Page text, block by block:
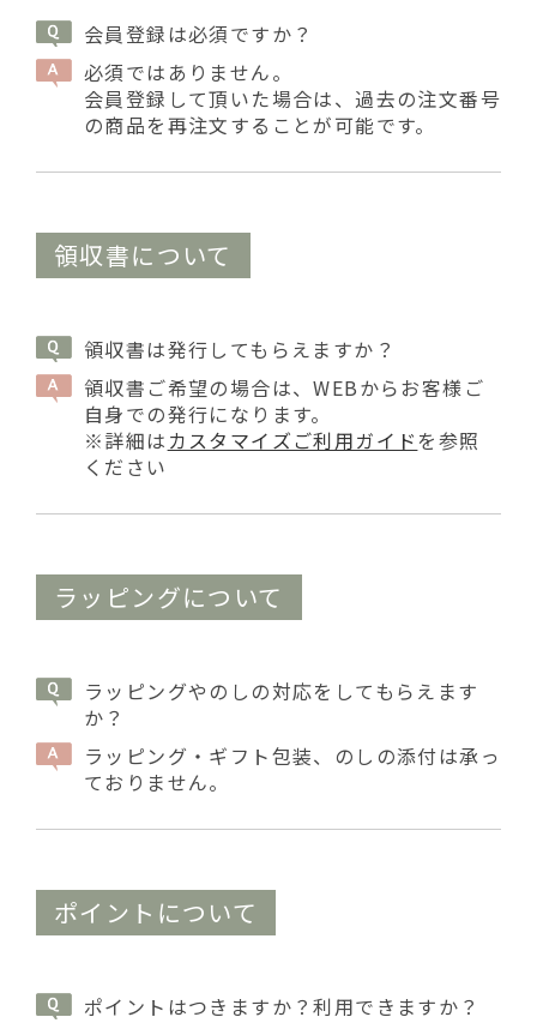
会員登録は必須ですか？
必須ではありません。
会員登録して頂いた場合は、過去の注文番号
の商品を再注文することが可能です。
領収書について
領収書は発行してもらえますか？
領収書ご希望の場合は、WEBからお客様ご
自身での発行になります。
※詳細は カスタマイズご利用ガイド を参照
ください
ラッピングについて
ラッピングやのしの対応をしてもらえます
か？
ラッピング・ギフト包装、のしの添付は承っ
ておりません。
ポイントについて
ポイントはつきますか？利用できますか？